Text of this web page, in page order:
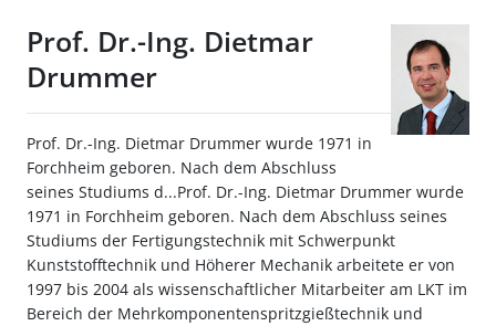
Prof. Dr.-Ing. Dietmar
Drummer
Prof. Dr.-Ing. Dietmar Drummer wurde 1971 in
Forchheim geboren. Nach dem Abschluss
seines Studiums d...Prof. Dr.-Ing. Dietmar Drummer wurde
1971 in Forchheim geboren. Nach dem Abschluss seines
Studiums der Fertigungstechnik mit Schwerpunkt
Kunststofftechnik und Höherer Mechanik arbeitete er von
1997 bis 2004 als wissenschaftlicher Mitarbeiter am LKT im
Bereich der Mehrkomponentenspritzgießtechnik und